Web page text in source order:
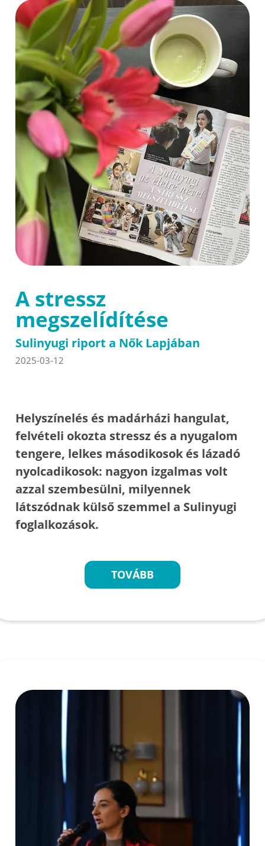
A stressz
megszelídítése
Sulinyugi riport a Nők Lapjában
2025-03-12
Helyszínelés és madárházi hangulat,
felvételi okozta stressz és a nyugalom
tengere, lelkes másodikosok és lázadó
nyolcadikosok: nagyon izgalmas volt
azzal szembesülni, milyennek
látszódnak külső szemmel a Sulinyugi
foglalkozások.
TOVÁBB